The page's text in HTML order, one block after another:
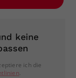
keine
ich die
.